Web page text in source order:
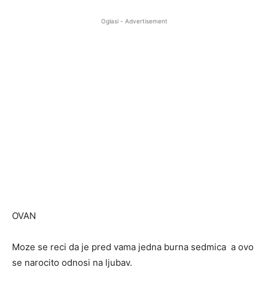
Oglasi - Advertisement
OVAN
Moze se reci da je pred vama jedna burna sedmica a ovo
se narocito odnosi na ljubav.